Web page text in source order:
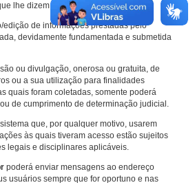
lhe dizem respeito.
edição de informações prestadas pelo
devidamente fundamentada e submetida
ou divulgação, onerosa ou gratuita, de
ou a sua utilização para finalidades
quais foram coletadas, somente poderá
de cumprimento de determinação judicial.
que, por qualquer motivo, usarem
às quais tiveram acesso estão sujeitos
legais e disciplinares aplicáveis.
poderá enviar mensagens ao endereço
usuários sempre que for oportuno e nas